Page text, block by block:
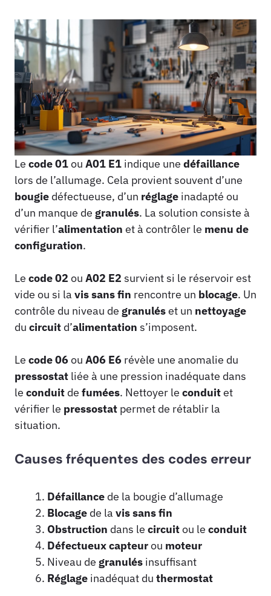
Le code 01ou A01 E1 indique une défaillance
lors de l’allumage. Cela provient souvent d’une
bougie défectueuse, d’un réglage inadapté ou
d’un manque de granulés. La solution consiste à
vérifier l’alimentation et à contrôler le menu de
configuration.
Le code 02 ou A02 E2 survient si le réservoir est
vide ou si la vis sans fin rencontre un blocage. Un
contrôle du niveau de granuléset un nettoyage
du circuit d’alimentation s’imposent.
Le code 06ou A06 E6 révèle une anomalie du
pressostat liée à une pression inadéquate dans
le conduit de fumées. Nettoyer le conduitet
vérifier le pressostat permet de rétablir la
situation.
Causes fréquentes des codes erreur
Défaillance de la bougie d’allumage
Blocage de la vis sans fin
Obstruction dans le circuitou le conduit
Défectueuxcapteurou moteur
Niveau de granulés insuffisant
Réglage inadéquat du thermostat